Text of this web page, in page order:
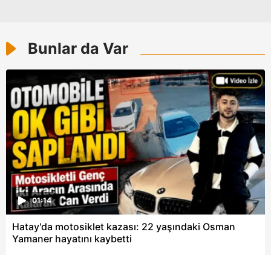
Bunlar da Var
01:14
Hatay'da motosiklet kazası: 22 yaşındaki Osman
Yamaner hayatını kaybetti